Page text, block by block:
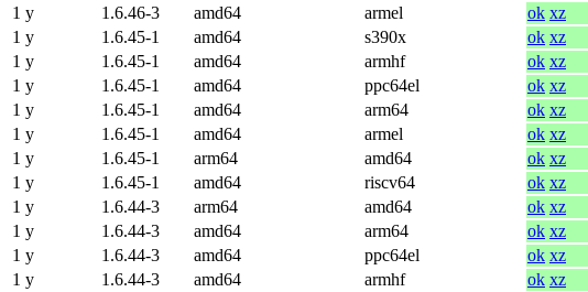
1 y
1.6.46-3 amd64 armel ok xz
1 y
1.6.45-1 amd64 s390x ok xz
1 y
1.6.45-1 amd64 armhf ok xz
1 y
1.6.45-1 amd64 ppc64el ok xz
1 y
1.6.45-1 amd64 arm64 ok xz
1 y
1.6.45-1 amd64 armel ok xz
1 y
1.6.45-1 arm64 amd64 ok xz
1 y
1.6.45-1 amd64 riscv64 ok xz
1 y
1.6.44-3 arm64 amd64 ok xz
1 y
1.6.44-3 amd64 arm64 ok xz
1 y
1.6.44-3 amd64 ppc64el ok xz
1 y
1.6.44-3 amd64 armhf ok xz